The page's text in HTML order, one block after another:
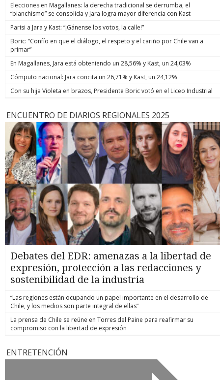
Elecciones en Magallanes: la derecha tradicional se derrumba, el
“bianchismo” se consolida y Jara logra mayor diferencia con Kast
Parisi a Jara y Kast: “¡Gánense los votos, la calle!”
Boric: “Confío en que el diálogo, el respeto y el cariño por Chile van a
primar”
En Magallanes, Jara está obteniendo un 28,56% y Kast, un 24,03%
Cómputo nacional: Jara concita un 26,71% y Kast, un 24,12%
Con su hija Violeta en brazos, Presidente Boric votó en el Liceo Industrial
ENCUENTRO DE DIARIOS REGIONALES 2025
Debates del EDR: amenazas a la libertad de
expresión, protección a las redacciones y
sostenibilidad de la industria
“Las regiones están ocupando un papel importante en el desarrollo de
Chile, y los medios son parte integral de ellas”
La prensa de Chile se reúne en Torres del Paine para reafirmar su
compromiso con la libertad de expresión
ENTRETENCIÓN